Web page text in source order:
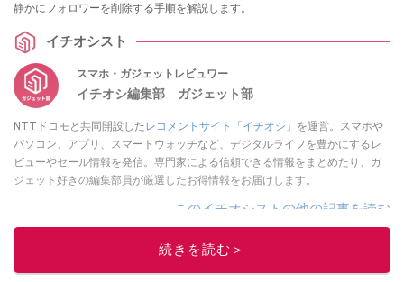
静かにフォロワーを削除する手順を解説します。
イチオシスト
スマホ・ガジェットレビュワー
イチオシ編集部 ガジェット部
NTTドコモと共同開設した レコメンドサイト「イチオシ」 を運営。スマホや
パソコン、アプリ、スマートウォッチなど、デジタルライフを豊かにするレ
ビューやセール情報を発信。専門家による信頼できる情報をまとめたり、ガ
ジェット好きの編集部員が厳選したお得情報をお届けします。
このイチオシストの他の記事を読む
続きを読む＞